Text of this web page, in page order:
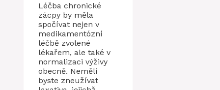
Léčba chronické
zácpy by měla
spočívat nejen v
medikamentózní
léčbě zvolené
lékařem, ale také v
normalizaci výživy
obecně. Neměli
byste zneužívat